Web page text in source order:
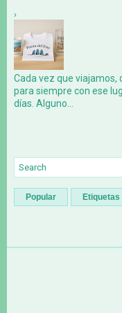
›
Cada vez que viajamos,
para siempre con ese
días. Alguno...
Popular Etiquetas